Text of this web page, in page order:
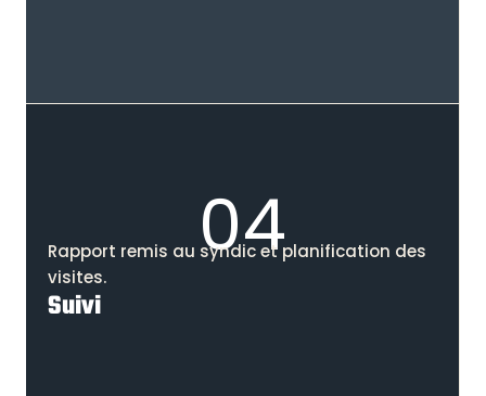
04
Rapport remis au syndic et planification des
visites.
Suivi